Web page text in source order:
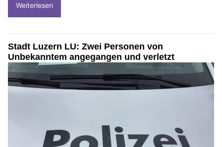
Weiterlesen
Stadt Luzern LU: Zwei Personen von
Unbekanntem angegangen und verletzt